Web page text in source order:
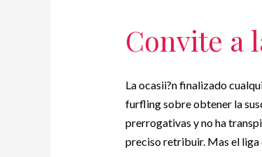
Convite a
La ocasii?n finalizado
furfling sobre obtener la
prerrogativas y no ha
preciso retribuir. Mas el liga